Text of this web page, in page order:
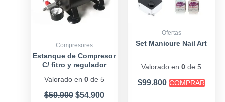
Compresores
Estanque de Compresor
C/ fitro y regulador
Valorado en 0de 5
$59.900 $54.900
Ofertas
Set Manicure Nail Art
Valorado en0 de 5
$99.800 COMPRAR